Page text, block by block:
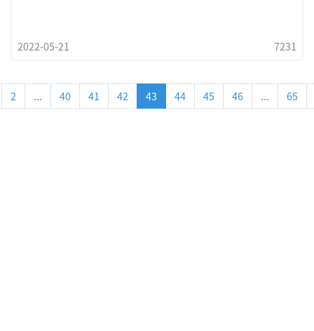
2022-05-21 7231
2 ... 40 41 42 43 44 45 46 ... 65